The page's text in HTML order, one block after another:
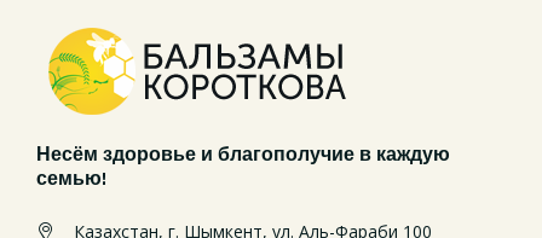
Несём здоровье и благополучие в каждую
семью!
Казахстан, г. Шымкент, ул. Аль-Фараби 100